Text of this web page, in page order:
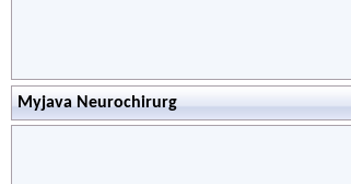
Myjava Neurochirurg